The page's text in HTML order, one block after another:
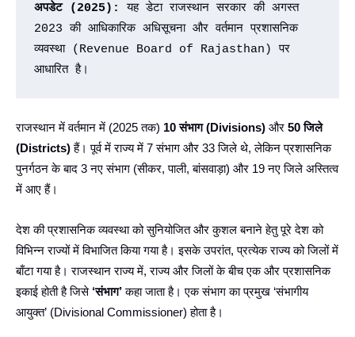
अपडेट (2025):
यह डेटा राजस्थान सरकार की अगस्त
2023 की आधिकारिक अधिसूचना और वर्तमान प्रशासनिक
व्यवस्था (Revenue Board of Rajasthan) पर
आधारित है।
राजस्थान में वर्तमान में (2025 तक) 10 संभाग (Divisions) और 50 जिले
(Districts)हैं। पूर्व में राज्य में 7 संभाग और 33 जिले थे, लेकिन प्रशासनिक
पुनर्गठन के बाद 3 नए संभाग (सीकर, पाली, बांसवाड़ा) और 19 नए जिले अस्तित्व
में आए हैं।
देश की प्रशासनिक व्यवस्था को सुनियोजित और कुशल बनाने हेतु पूरे देश को
विभिन्न राज्यों में विभाजित किया गया है। इसके उपरांत, प्रत्येक राज्य को जिलों में
बाँटा गया है। राजस्थान राज्य में, राज्य और जिलों के बीच एक और प्रशासनिक
इकाई होती है जिसे ‘संभाग’कहा जाता है। एक संभाग का प्रमुख ‘संभागीय
आयुक्त’ (Divisional Commissioner) होता है।